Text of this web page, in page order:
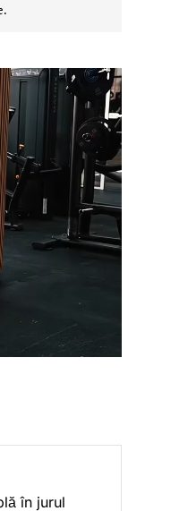
în jurul